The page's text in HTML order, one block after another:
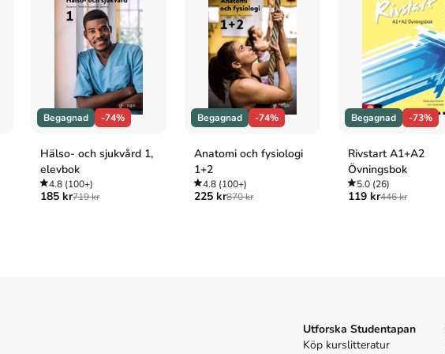
Kärnan.
Kärnan, 2009).
Kärnan.
2009.
Begagnad -74%
Hälso- och sjukvård 1,
elevbok
4.8 (100+)
185 kr719 kr
Begagnad -74%
Anatomi och fysiologi
1+2
4.8(100+)
225 kr870 kr
Begagnad -73%
Rivstart A1+A2
Övningsbok
5.0(26)
119 kr446 kr
Utforska Studentapan
Köp kurslitteratur